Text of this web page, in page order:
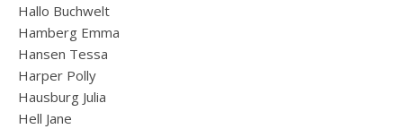
Hallo Buchwelt
Hamberg Emma
Hansen Tessa
Harper Polly
Hausburg Julia
Hell Jane